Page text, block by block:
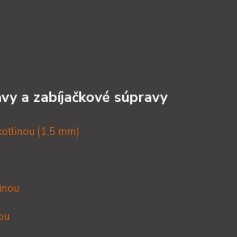
a zabíjačkové súpravy
(1,5 mm)